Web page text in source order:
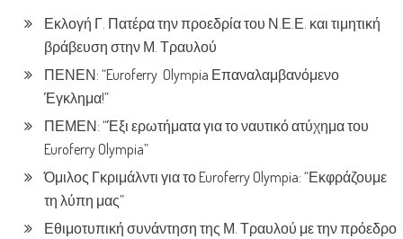
Εκλογή Γ. Πατέρα την προεδρία του Ν.Ε.Ε. και τιμητική
βράβευση στην Μ. Τραυλού
ΠΕΝΕΝ: “Euroferry Olympia Επαναλαμβανόμενο
Έγκλημα!”
ΠΕΜΕΝ: “Έξι ερωτήματα για το ναυτικό ατύχημα του
Euroferry Olympia”
Όμιλος Γκριμάλντι για το Euroferry Olympia: “Εκφράζουμε
τη λύπη μας”
Εθιμοτυπική συνάντηση της Μ. Τραυλού με την πρόεδρο